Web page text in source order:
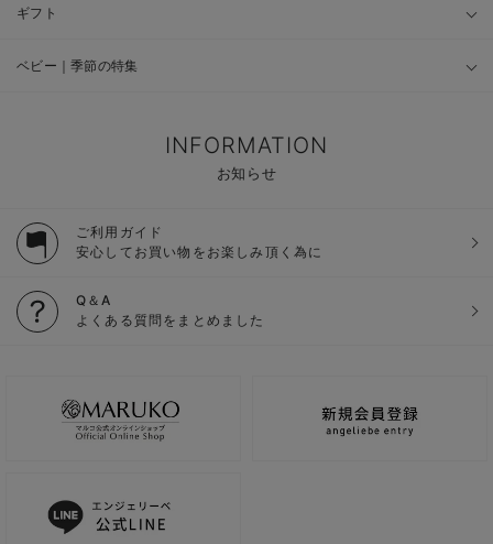
ギフト
ベビー｜季節の特集
INFORMATION
お知らせ
ご利用ガイド
安心してお買い物をお楽しみ頂く為に
Q＆A
よくある質問をまとめました